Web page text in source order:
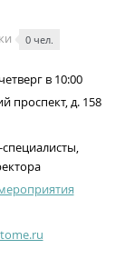
0 чел.
в 10:00
проспект, д. 158